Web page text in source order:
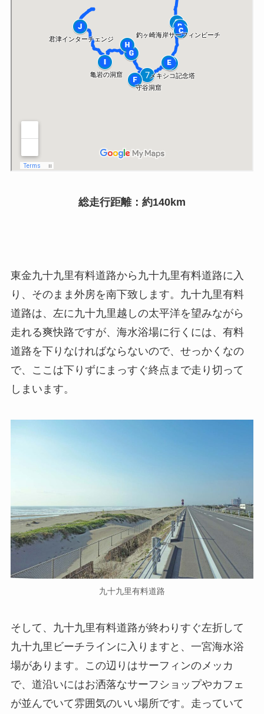
総走行距離：約140km
東金九十九里有料道路から九十九里有料道路に入
り、そのまま外房を南下致します。九十九里有料
道路は、左に九十九里越しの太平洋を望みながら
走れる爽快路ですが、海水浴場に行くには、有料
道路を下りなければならないので、せっかくなの
で、ここは下りずにまっすぐ終点まで走り切って
しまいます。
九十九里有料道路
そして、九十九里有料道路が終わりすぐ左折して
九十九里ビーチラインに入りますと、一宮海水浴
場があります。この辺りはサーフィンのメッカ
で、道沿いにはお洒落なサーフショップやカフェ
が並んでいて雰囲気のいい場所です。走っていて